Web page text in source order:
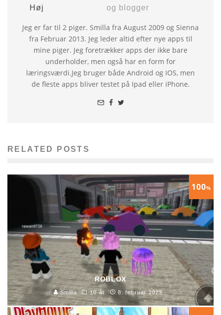
Høj
og blogger
Jeg er far til 2 piger. Smilla fra August 2009 og Sienna
fra Februar 2013. Jeg leder altid efter nye apps til
mine piger. Jeg foretrækker apps der ikke bare
underholder, men også har en form for
læringsværdi.Jeg bruger både Android og IOS, men
de fleste apps bliver testet på Ipad eller iPhone.
RELATED POSTS
100%
ROBLOX
Smilla 10 år 8. februar 2023